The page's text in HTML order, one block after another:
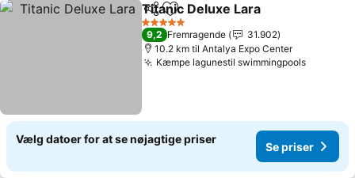
Del Føj til favoritter
Titanic Deluxe Lara
5 Stjerner
9,2 Fremragende
31.902
10.2 km til Antalya Expo Center
Kæmpe lagunestil swimmingpools
Vælg datoer for at se nøjagtige priser
Se priser